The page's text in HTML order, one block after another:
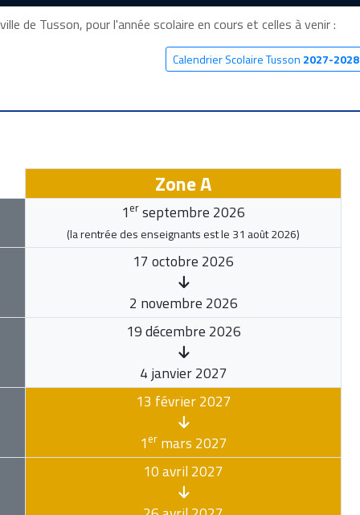
de Tusson, pour l'année scolaire en cours et celles à venir :
Calendrier Scolaire Tusson 2027-2028
Zone A
1 er septembre 2026
(la rentrée des enseignants est le 31 août 2026)
17 octobre 2026
2 novembre 2026
19 décembre 2026
4 janvier 2027
13 février 2027
1ermars 2027
10 avril 2027